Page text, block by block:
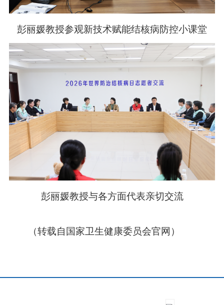
彭丽媛教授参观新技术赋能结核病防控小课堂
彭丽媛教授与各方面代表亲切交流
（转载自国家卫生健康委员会官网）